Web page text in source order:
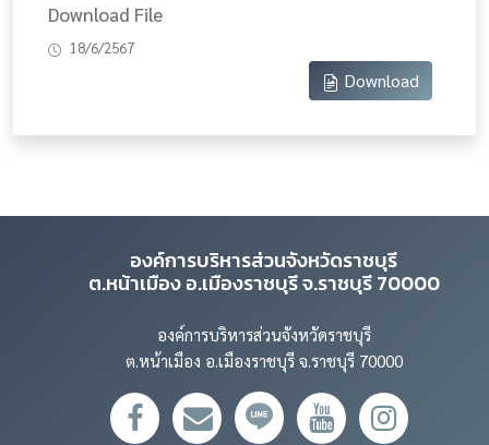
Download File
18/6/2567
Download
องค์การบริหารส่วนจังหวัดราชบุรี
ต.หน้าเมือง อ.เมืองราชบุรี จ.ราชบุรี 70000
องค์การบริหารส่วนจังหวัดราชบุรี
ต.หน้าเมือง อ.เมืองราชบุรี จ.ราชบุรี 70000